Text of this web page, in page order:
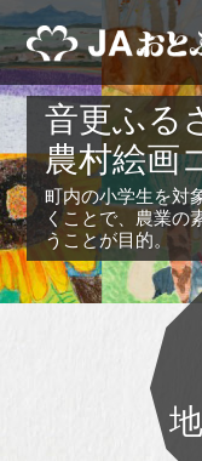
音更ふる
農村絵画
町内の小学生を対
くことで、農業の
うことが目的。